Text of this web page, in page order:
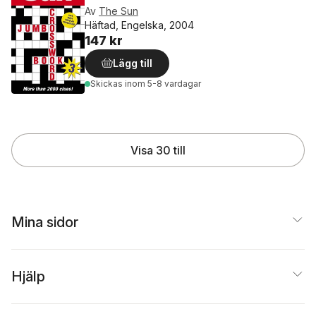
Av The Sun
Häftad, Engelska, 2004
147 kr
Lägg till
Skickas inom 5-8 vardagar
Visa 30 till
Mina sidor
Hjälp